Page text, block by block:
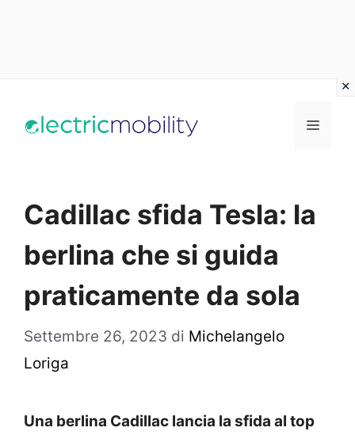
Menu
Cadillac sfida Tesla: la
berlina che si guida
praticamente da sola
Settembre 26, 2023 di Michelangelo
Loriga
Una berlina Cadillac lancia la sfida al top